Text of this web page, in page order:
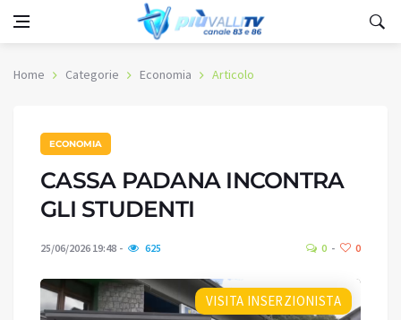
Home Categorie Economia Articolo
ECONOMIA
CASSA PADANA INCONTRA
GLI STUDENTI
25/06/2026 19:48 625 0 0
VISITA INSERZIONISTA